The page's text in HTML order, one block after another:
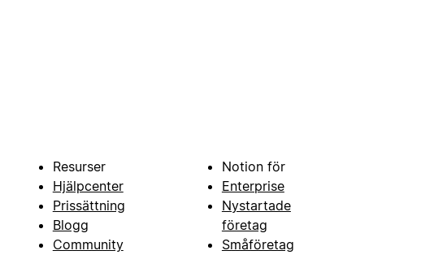
Resurser
Hjälpcenter
Prissättning
Blogg
Community
Notion för
Enterprise
Nystartade
företag
Småföretag